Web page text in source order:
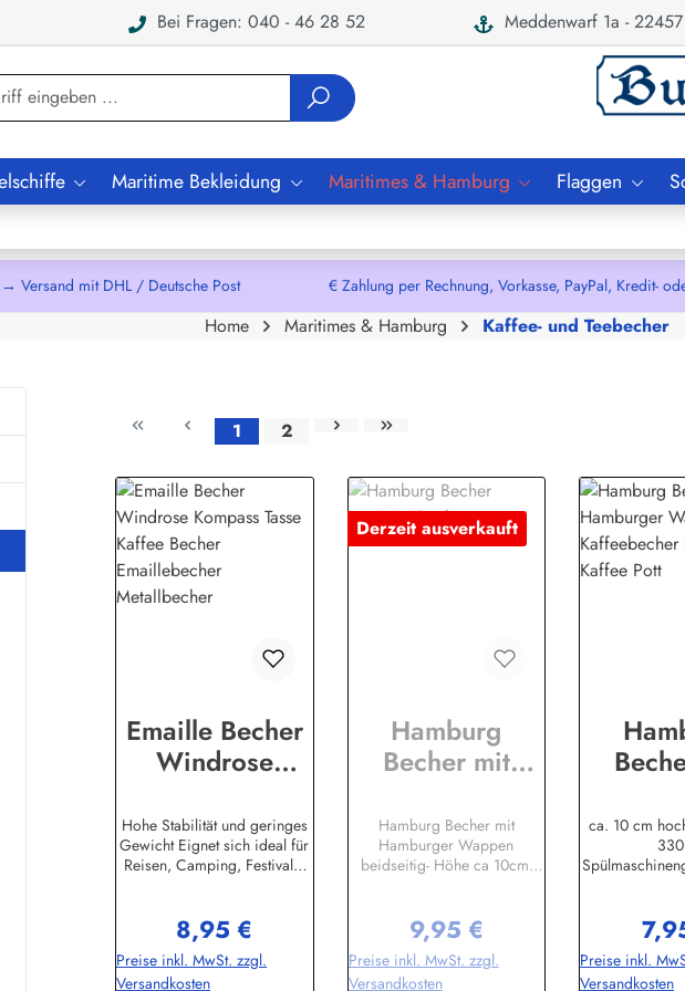
Bei Fragen: 040 - 46 28 52 Meddenwarf 1a -
Maritime Bekleidung Maritimes & Hamburg Flaggen
→ Versand mit DHL / Deutsche Post € Zahlung per Rechnung, Vorkasse, PayPal, Kredit- oder
Home Maritimes & Hamburg Kaffee- und Teebecher
Seite
1 Seite
2
Emaille Becher
Windrose
Kaffee Becher
Emaillebecher
Metallbecher
Hohe Stabilität und geringes
Gewicht Eignet sich ideal für
Reisen, Camping, Festivals,
Spülmaschinengeeignet 8 x
7,5 cm 300ml
Fassungsvermögen Beidseitig
bedruckt
Regulärer Preis:
8,95 €
Preise inkl. MwSt. zzgl.
Versandkosten
Derzeit ausverkauft
Hamburg
Becher mit
Wappen + Mini
Becher
Hamburg Becher mit
Hamburger Wappen
beidseitig- Höhe ca 10cm-
urg Mini Becher- Höhe ca
5cm-4cl-
spülmaschinengeeignetHerste
llerinformationen:Peter Menk
Regulärer Preis:
9,95 €
Preise inkl. MwSt. zzgl.
Versandkosten
ca. 10 cm
ausgerechnet
hat. Ich bin
besonderer
Meine
Preise inkl.
Versandkosten